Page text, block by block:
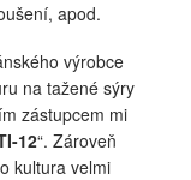
apod.
výrobce
na tažené sýry
zástupcem mi
12“. Zároveň
kultura velmi